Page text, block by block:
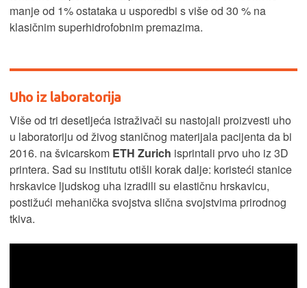
manje od 1% ostataka u usporedbi s više od 30 % na
klasičnim superhidrofobnim premazima.
Uho iz laboratorija
Više od tri desetljeća istraživači su nastojali proizvesti uho
u laboratoriju od živog staničnog materijala pacijenta da bi
2016. na švicarskom ETH Zurich isprintali prvo uho iz 3D
printera. Sad su institutu otišli korak dalje: koristeći stanice
hrskavice ljudskog uha izradili su elastičnu hrskavicu,
postižući mehanička svojstva slična svojstvima prirodnog
tkiva.